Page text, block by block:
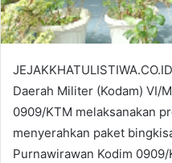
Daerah Militer (Kodam) VI/
0909/KTM melaksanakan
menyerahkan paket
Purnawirawan Kodim